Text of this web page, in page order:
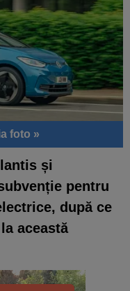
foto »
și
pentru
după ce
această